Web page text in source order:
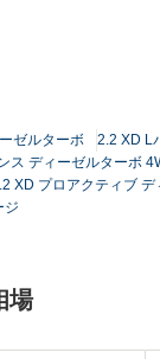
ゼルターボ
2.2 XD L
ス ディーゼルターボ
XD プロアクティブ
ジ
場